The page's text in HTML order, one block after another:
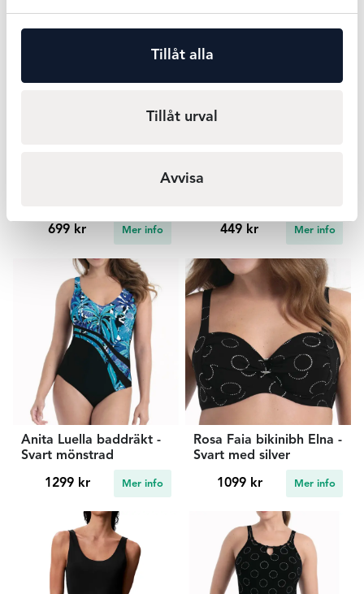
Tillåt alla
Tillåt urval
Avvisa
699 kr Mer info
Saltabad viktrosa- Clear
449 kr Mer info
Anita Luella baddräkt -
Svart mönstrad
1299 kr Mer info
Rosa Faia bikinibh Elna -
Svart med silver
1099 kr Mer info